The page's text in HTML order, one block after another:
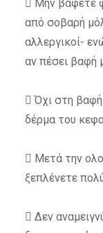
 Μην βάφετε
από σοβαρή
αλλεργικοί-
αν πέσει βαφή
 Όχι στη
δέρμα του
 Μετά την
ξεπλένετε
 Δεν